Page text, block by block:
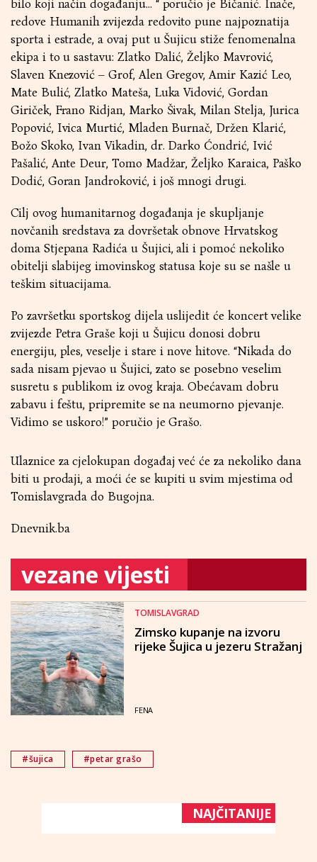
bilo koji način događanju… “ poručio je Bičanić. Inače,
redove Humanih zvijezda redovito pune najpoznatija
sporta i estrade, a ovaj put u Šujicu stiže fenomenalna
ekipa i to u sastavu: Zlatko Dalić, Željko Mavrović,
Slaven Knezović – Grof, Alen Gregov, Amir Kazić Leo,
Mate Bulić, Zlatko Mateša, Luka Vidović, Gordan
Giriček, Frano Ridjan, Marko Šivak, Milan Stelja, Jurica
Popović, Ivica Murtić, Mladen Burnač, Držen Klarić,
Božo Skoko, Ivan Vikadin, dr. Darko Ćondrić, Ivić
Pašalić, Ante Deur, Tomo Madžar, Željko Karaica, Paško
Dodić, Goran Jandroković, i još mnogi drugi.
Cilj ovog humanitarnog događanja je skupljanje
novčanih sredstava za dovršetak obnove Hrvatskog
doma Stjepana Radića u Šujici, ali i pomoć nekoliko
obitelji slabijeg imovinskog statusa koje su se našle u
teškim situacijama.
Po završetku sportskog dijela uslijedit će koncert velike
zvijezde Petra Graše koji u Šujicu donosi dobru
energiju, ples, veselje i stare i nove hitove. “Nikada do
sada nisam pjevao u Šujici, zato se posebno veselim
susretu s publikom iz ovog kraja. Obećavam dobru
zabavu i feštu, pripremite se na neumorno pjevanje.
Vidimo se uskoro!” poručio je Grašo.
Ulaznice za cjelokupan događaj već će za nekoliko dana
biti u prodaji, a moći će se kupiti u svim mjestima od
Tomislavgrada do Bugojna.
Dnevnik.ba
vezane vijesti
TOMISLAVGRAD
Zimsko kupanje na izvoru
rijeke Šujica u jezeru Stražanj
FENA
#šujica #petar grašo
NAJČITANIJE